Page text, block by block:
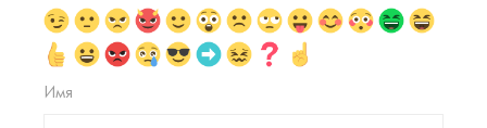
Имя